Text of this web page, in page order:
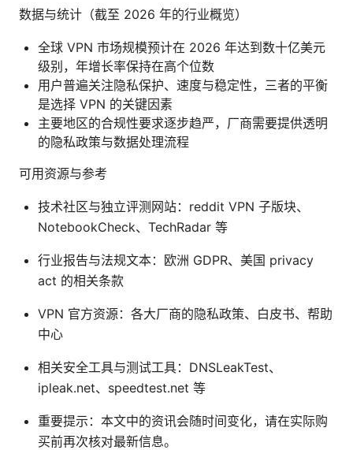
数据与统计（截至 2026 年的行业概览）
全球 VPN 市场规模预计在 2026 年达到数十亿美元
级别，年增长率保持在高个位数
用户普遍关注隐私保护、速度与稳定性，三者的平衡
是选择 VPN 的关键因素
主要地区的合规性要求逐步趋严，厂商需要提供透明
的隐私政策与数据处理流程
可用资源与参考
技术社区与独立评测网站：reddit VPN 子版块、
NotebookCheck、TechRadar 等
行业报告与法规文本：欧洲 GDPR、美国 privacy
act 的相关条款
VPN 官方资源：各大厂商的隐私政策、白皮书、帮助
中心
相关安全工具与测试工具：DNSLeakTest、
ipleak.net、speedtest.net 等
重要提示：本文中的资讯会随时间变化，请在实际购
买前再次核对最新信息。